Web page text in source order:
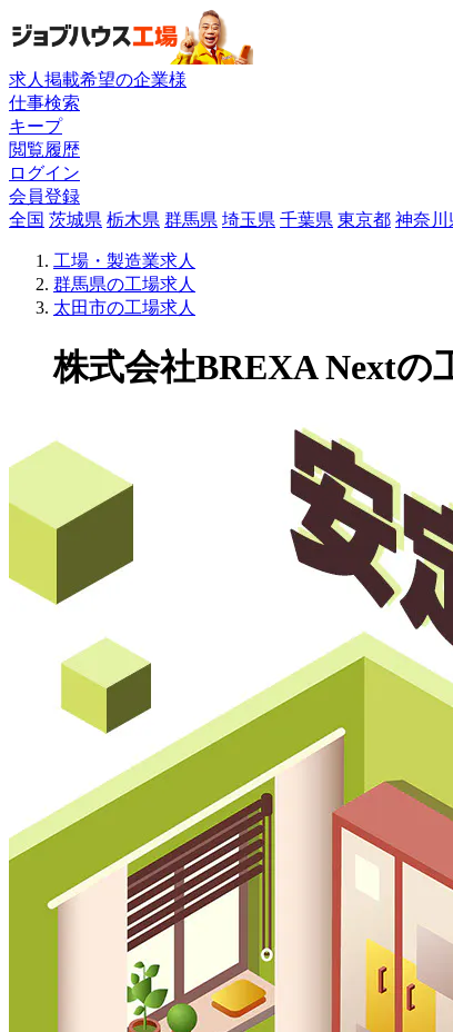
求人掲載希望の企業様
仕事検索
キープ
閲覧履歴
ログイン
会員登録
全国 茨城県 栃木県 群馬県 埼玉県 千葉県 東京都 神奈川
工場・製造業求人
群馬県の工場求人
太田市の工場求人
株式会社BREXA Nextの